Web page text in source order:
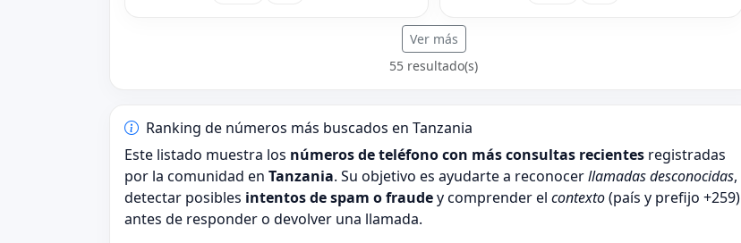
Ver más
55 resultado(s)
Ranking de números más buscados en Tanzania
Este listado muestra los números de teléfono con más consultas recientes registradas
por la comunidad en Tanzania. Su objetivo es ayudarte a reconocerllamadas desconocidas,
detectar posibles intentos de spam o fraudey comprender el contexto(país y prefijo +259)
antes de responder o devolver una llamada.